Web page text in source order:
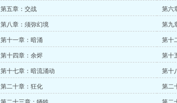
第五章：交战 第六
第八章：须弥幻境 第九
第十一章：暗涌 第十
第十四章：余烬 第十
第十七章：暗流涌动 第十
第二十章：狂化 第二